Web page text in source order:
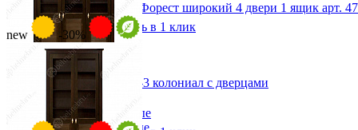
Шкаф для посуды Форест широкий 4 двери 1 ящик арт.
56 979 ₽
73 050 ₽
В корзину
Прихожая
Вешалки напольные
от 83 730 ₽
В корзину
Быстро купить в 1 клик
Стеллаж для книг Рауна-3 колониал с дверцами
от 83 730 ₽
new -30%